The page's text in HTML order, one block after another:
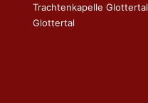
Trachtenkapelle
Glottertal